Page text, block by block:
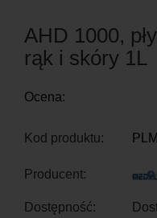
AHD 1000,
rąk i skóry 1L
Ocena:
Kod produktu:
Producent:
Dostępność: